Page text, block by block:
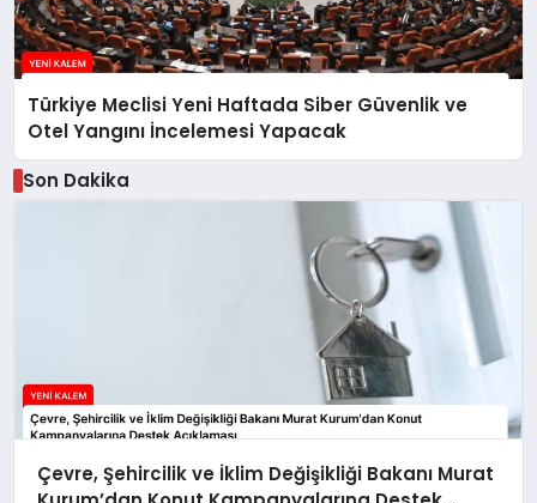
Türkiye Meclisi Yeni Haftada Siber Güvenlik ve
Otel Yangını İncelemesi Yapacak
Son Dakika
Çevre, Şehircilik ve İklim Değişikliği Bakanı Murat